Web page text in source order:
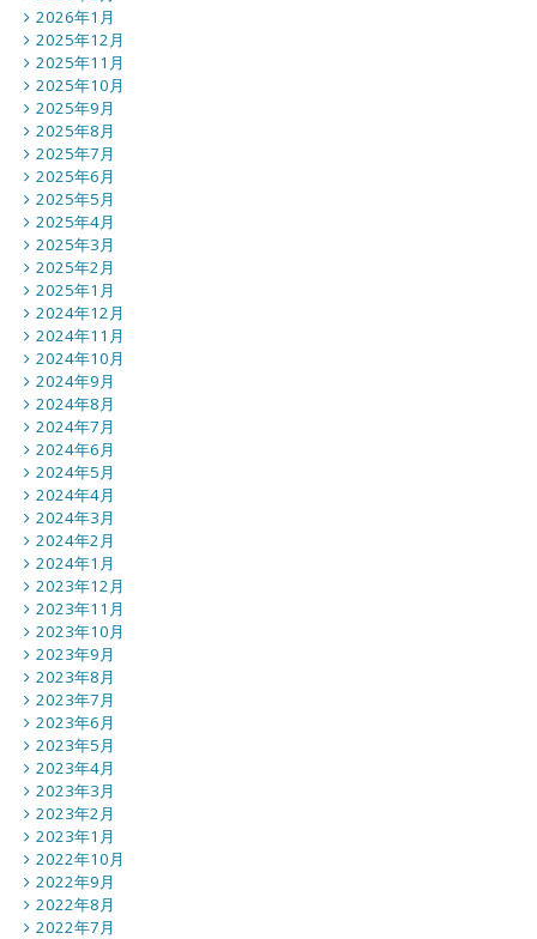
2026年1月
2025年12月
2025年11月
2025年10月
2025年9月
2025年8月
2025年7月
2025年6月
2025年5月
2025年4月
2025年3月
2025年2月
2025年1月
2024年12月
2024年11月
2024年10月
2024年9月
2024年8月
2024年7月
2024年6月
2024年5月
2024年4月
2024年3月
2024年2月
2024年1月
2023年12月
2023年11月
2023年10月
2023年9月
2023年8月
2023年7月
2023年6月
2023年5月
2023年4月
2023年3月
2023年2月
2023年1月
2022年10月
2022年9月
2022年8月
2022年7月